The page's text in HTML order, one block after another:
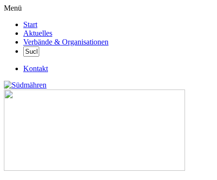
Menü
Start
Aktuelles
Verbände & Organisationen
Kontakt